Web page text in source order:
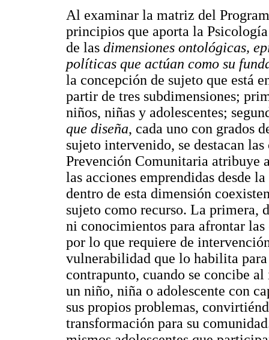
Al examinar la matriz del
principios que aporta la
de las dimensiones ontológicas,
políticas que actúan como su
la concepción de sujeto que está
partir de tres subdimensiones;
niños, niñas y adolescentes;
que diseña, cada uno con grados
sujeto intervenido, se destacan
Prevención Comunitaria atribuye
las acciones emprendidas desde
dentro de esta dimensión
sujeto como recurso. La primera,
ni conocimientos para afrontar
por lo que requiere de
vulnerabilidad que lo habilita
contrapunto, cuando se concibe
un niño, niña o adolescente con
sus propios problemas,
transformación para su